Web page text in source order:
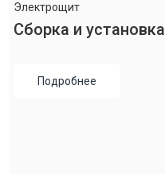
Электрощит
Сборка и установка
Подробнее